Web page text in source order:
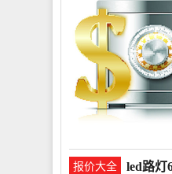
报价大全 led路灯